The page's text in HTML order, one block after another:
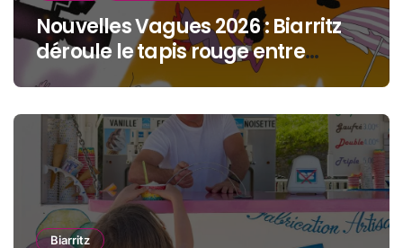
Nouvelles Vagues 2026 : Biarritz
déroule le tapis rouge entre
océan, jeunesse et cinéma
Biarritz